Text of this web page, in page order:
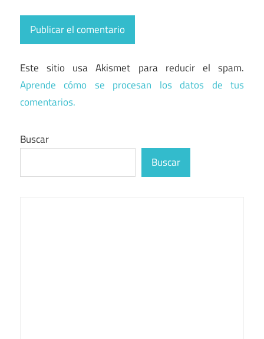
Este sitio usa Akismet para reducir el spam.
Aprende cómo se procesan los datos de tus
comentarios.
Buscar
Buscar